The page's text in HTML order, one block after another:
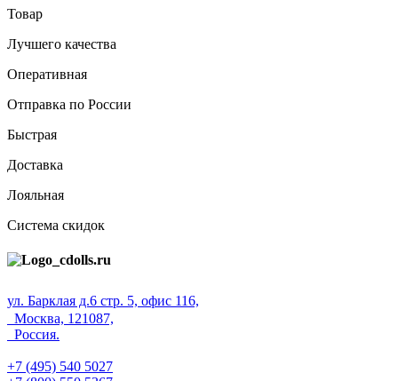
Товар
Лучшего качества
Оперативная
Отправка по России
Быстрая
Доставка
Лояльная
Система скидок
ул. Барклая д.6 стр. 5, офис 116,
Москва, 121087,
Россия.
+7 (495) 540 5027